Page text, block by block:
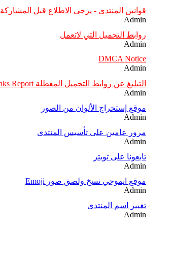
قوانين المنتدى - يرجى الاطلاع قبل المشاركة
Admin
روابط التحميل التي لاتعمل
Admin
DMCA Notice
Admin
التبليغ عن روابط التحميل المعطلة Broken Links Report
Admin
موقع إستخراج الألوان من الصور
Admin
مرور عامين على تأسيس المنتدى
Admin
تابعونا على تويتر
Admin
موقع ايموجي نسخ ولصق صور Emoji
Admin
تغيير اسم المنتدى
Admin